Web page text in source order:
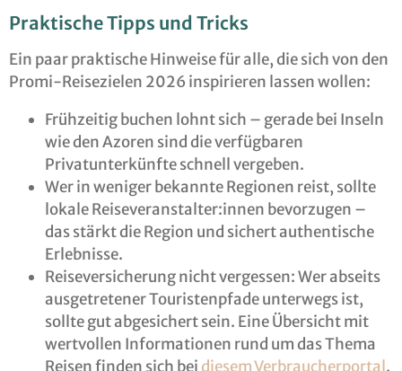
Praktische Tipps und Tricks
Ein paar praktische Hinweise für alle, die sich von den
Promi-Reisezielen 2026 inspirieren lassen wollen:
Frühzeitig buchen lohnt sich – gerade bei Inseln
wie den Azoren sind die verfügbaren
Privatunterkünfte schnell vergeben.
Wer in weniger bekannte Regionen reist, sollte
lokale Reiseveranstalter:innen bevorzugen –
das stärkt die Region und sichert authentische
Erlebnisse.
Reiseversicherung nicht vergessen: Wer abseits
ausgetretener Touristenpfade unterwegs ist,
sollte gut abgesichert sein. Eine Übersicht mit
wertvollen Informationen rund um das Thema
Reisen finden sich bei diesem Verbraucherportal .